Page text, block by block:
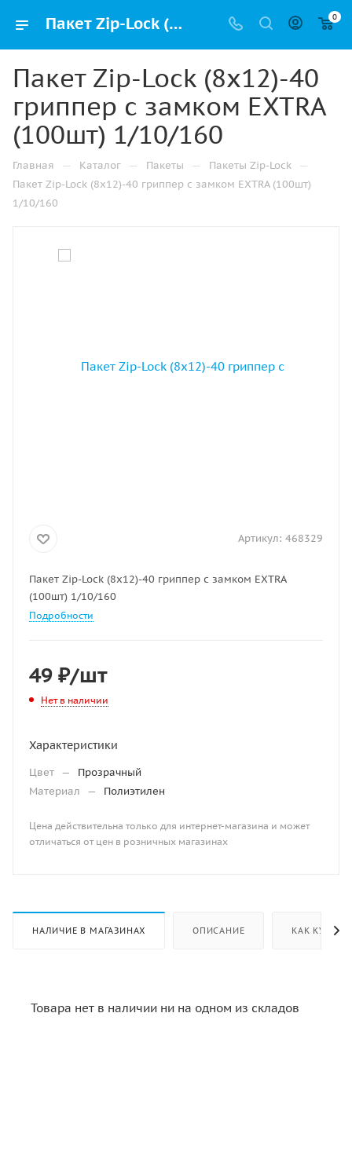
Пакет Zip-Lock (8х12)-40 гриппер с замком EXTRA (100шт) 1/10/160 купить в Челябинске с доставкой оптом и в розницу 0
Пакет Zip-Lock (8х12)-40
гриппер с замком EXTRA
(100шт) 1/10/160
Главная — Каталог — Пакеты — Пакеты Zip-Lock —
Пакет Zip-Lock (8х12)-40 гриппер с замком EXTRA (100шт)
1/10/160
Артикул: 468329
Пакет Zip-Lock (8х12)-40 гриппер с замком EXTRA
(100шт) 1/10/160
Подробности
49 ₽/шт
Нет в наличии
Характеристики
Цвет —
Прозрачный
Материал
— Полиэтилен
Цена действительна только для интернет-магазина и может
отличаться от цен в розничных магазинах
НАЛИЧИЕ В МАГАЗИНАХ ОПИСАНИЕ КАК КУПИТЬ
Товара нет в наличии ни на одном из складов